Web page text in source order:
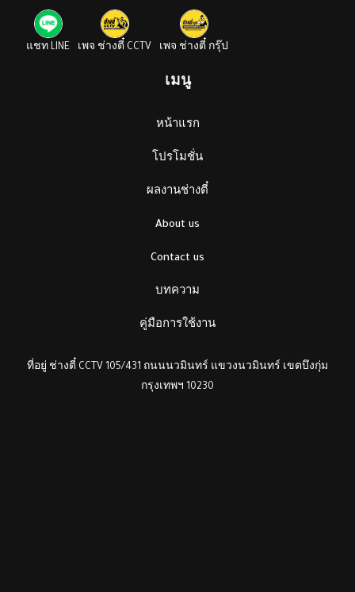
แชท LINE เพจ ช่างตี๋ CCTV เพจ ช่างตี๋ กรุ๊ป
เมนู
หน้าแรก
โปรโมชั่น
ผลงานช่างตี๋
About us
Contact us
บทความ
คู่มือการใช้งาน
ที่อยู่ ช่างตี๋ CCTV 105/431 ถนนนวมินทร์ แขวงนวมินทร์ เขตบึงกุ่ม
กรุงเทพฯ 10230